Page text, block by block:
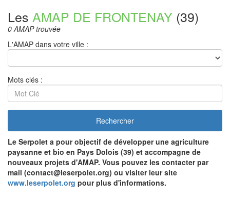
Les AMAP DE FRONTENAY (39)
0 AMAP trouvée
L'AMAP dans votre ville :
Mots clés :
Rechercher
Le Serpolet a pour objectif de développer une agriculture
paysanne et bio en Pays Dolois (39) et accompagne de
nouveaux projets d'AMAP. Vous pouvez les contacter par
mail (contact@leserpolet.org) ou visiter leur site
www.leserpolet.org pour plus d'informations.